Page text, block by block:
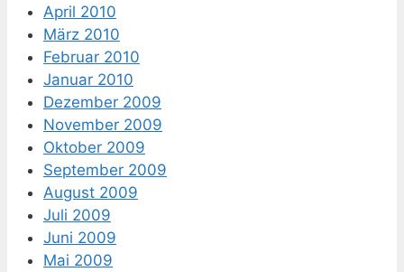
April 2010
März 2010
Februar 2010
Januar 2010
Dezember 2009
November 2009
Oktober 2009
September 2009
August 2009
Juli 2009
Juni 2009
Mai 2009